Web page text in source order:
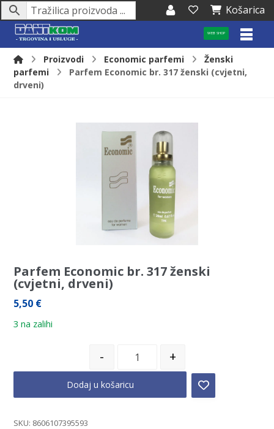
Košarica
WEB SHOP
Proizvodi Economic parfemi
Ženski
parfemi
Parfem Economic br. 317 ženski (cvjetni,
drveni)
Parfem Economic br. 317 ženski
(cvjetni, drveni)
5,50 €
3 na zalihi
- +
Dodaj u košaricu
SKU: 8606107395593